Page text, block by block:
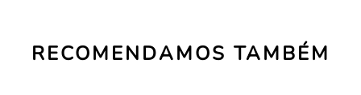
RECOMENDAMOS TAMBÉM